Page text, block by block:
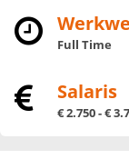
Full Time
Salaris
€ 2.750 - €